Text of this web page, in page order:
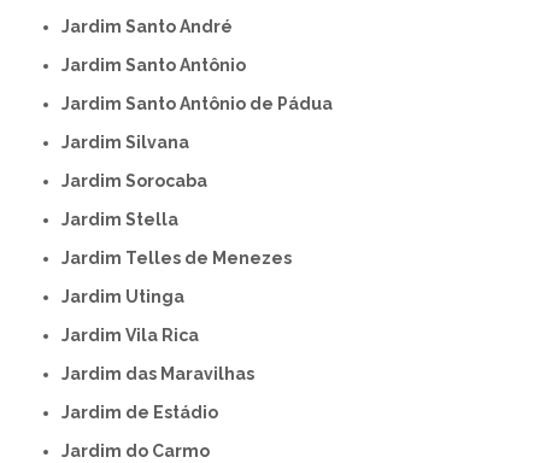
Jardim Santo André
Jardim Santo Antônio
Jardim Santo Antônio de Pádua
Jardim Silvana
Jardim Sorocaba
Jardim Stella
Jardim Telles de Menezes
Jardim Utinga
Jardim Vila Rica
Jardim das Maravilhas
Jardim de Estádio
Jardim do Carmo